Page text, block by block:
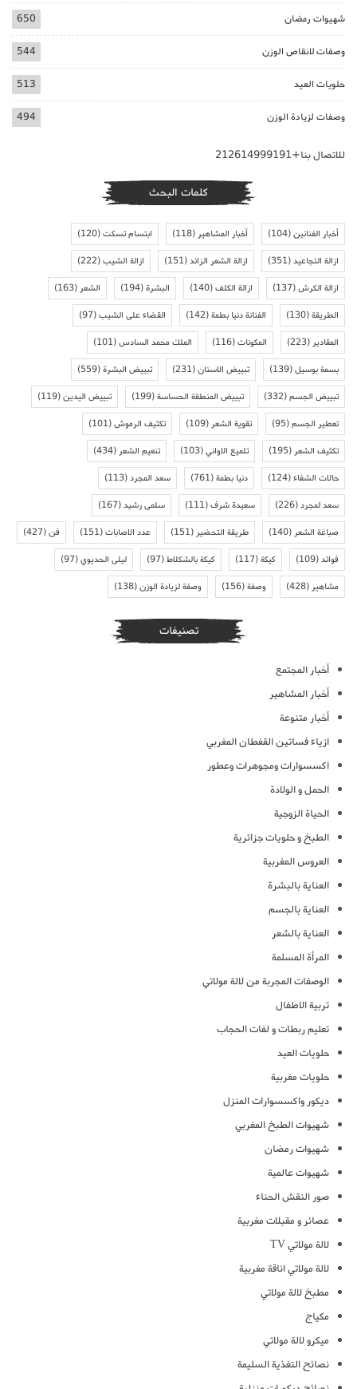
شهيوات رمضان 650
وصفات لانقاص الوزن 544
حلويات العيد 513
وصفات لزيادة الوزن 494
للاتصال بنا+212614999191
كلمات البحث
أخبار الفنانين(104) أخبار المشاهير(118) ابتسام تسكت(120)
ازالة التجاعيد(351) ازالة الشعر الزائد(151) ازالة الشيب(222)
ازالة الكرش(137) ازالة الكلف(140) البشرة(194) الشعر(163)
الطريقة(130) الفنانة دنيا بطمة(142) القضاء على الشيب(97)
المقادير(223) المكونات(116) الملك محمد السادس(101)
بسمة بوسيل(139) تبييض الاسنان(231) تبييض البشرة(559)
تبييض الجسم(332) تبييض المنطقة الحساسة(199) تبييض اليدين(119)
تعطير الجسم(95) تقوية الشعر(109) تكثيف الرموش(101)
تكثيف الشعر(195) تلميع الاواني(103) تنعيم الشعر(434)
حالات الشفاء(124) دنيا بطمة(761) سعد المجرد(113)
سعد لمجرد(226) سعيدة شرف(111) سلمى رشيد(167)
صباغة الشعر(140) طريقة التحضير(151) عدد الاصابات(151) فن(427)
فوائد(109) كيكة(117) كيكة بالشكلاط(97) ليلى الحديوي(97)
مشاهير(428) وصفة(156) وصفة لزيادة الوزن(138)
تصنيفات
أخبار المجتمع
أخبار المشاهير
أخبار متنوعة
ازياء فساتين القفطان المغربي
اكسسوارات ومجوهرات وعطور
الحمل و الولادة
الحياة الزوجية
الطبخ و حلويات جزائرية
العروس المغربية
العناية بالبشرة
العناية بالجسم
العناية بالشعر
المرأة المسلمة
الوصفات المجربة من لالة مولاتي
تربية الاطفال
تعليم ربطات و لفات الحجاب
حلويات العيد
حلويات مغربية
ديكور واكسسوارات المنزل
شهيوات الطبخ المغربي
شهيوات رمضان
شهيوات عالمية
صور النقش الحناء
عصائر و مقبلات مغربية
لالة مولاتي TV
لالة مولاتي اناقة مغربية
مطبخ لالة مولاتي
مكياج
ميكرو لالة مولاتي
نصائح التغذية السليمة